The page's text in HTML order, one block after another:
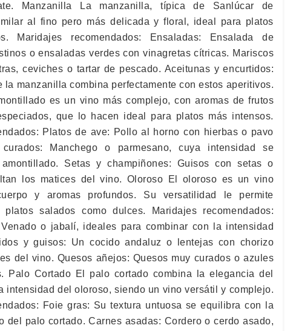
Manzanilla La manzanilla, típica de Sanlúcar de
al fino pero más delicada y floral, ideal para platos
Maridajes recomendados: Ensaladas: Ensalada de
o ensaladas verdes con vinagretas cítricas. Mariscos
ceviches o tartar de pescado. Aceitunas y encurtidos:
la manzanilla combina perfectamente con estos aperitivos.
es un vino más complejo, con aromas de frutos
que lo hacen ideal para platos más intensos.
Platos de ave: Pollo al horno con hierbas o pavo
Manchego o parmesano, cuya intensidad se
Setas y champiñones: Guisos con setas o
los matices del vino. Oloroso El oloroso es un vino
y aromas profundos. Su versatilidad le permite
platos salados como dulces. Maridajes recomendados:
o jabalí, ideales para combinar con la intensidad
y guisos: Un cocido andaluz o lentejas con chorizo
del vino. Quesos añejos: Quesos muy curados o azules
Palo Cortado El palo cortado combina la elegancia del
intensidad del oloroso, siendo un vino versátil y complejo.
Foie gras: Su textura untuosa se equilibra con la
del palo cortado. Carnes asadas: Cordero o cerdo asado,